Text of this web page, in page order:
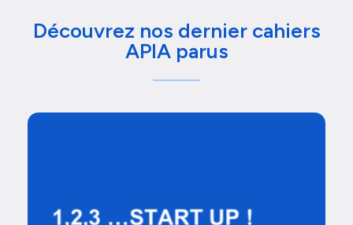
Découvrez nos dernier cahiers
APIA parus